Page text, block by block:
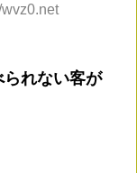
れない客が